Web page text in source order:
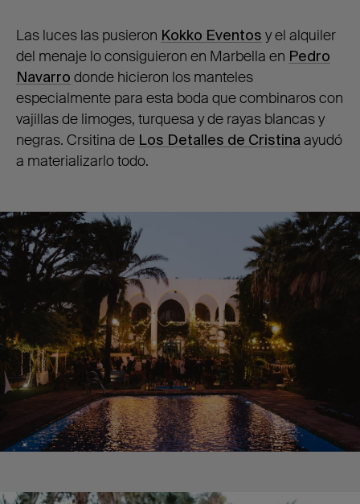
Las luces las pusieron Kokko Eventos y el alquiler
del menaje lo consiguieron en Marbella en Pedro
Navarro donde hicieron los manteles
especialmente para esta boda que combinaros con
vajillas de limoges, turquesa y de rayas blancas y
negras. Crsitina de Los Detalles de Cristina ayudó
a materializarlo todo.